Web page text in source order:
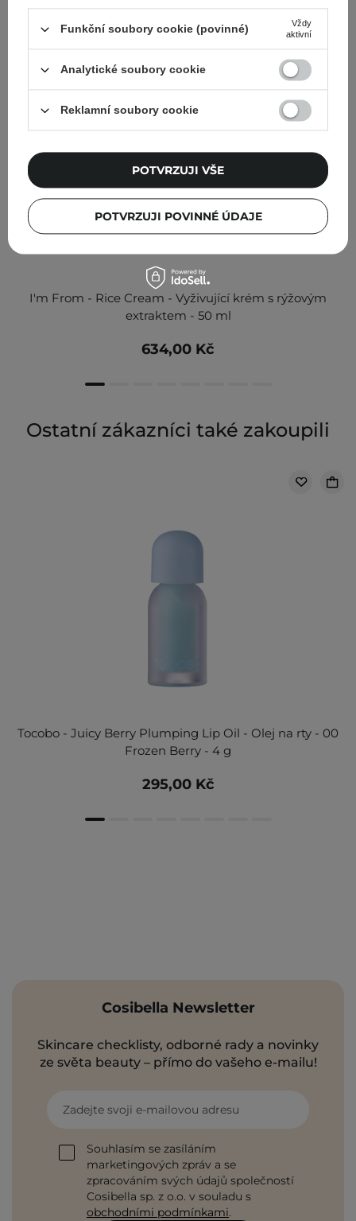
I'm From - Rice Cream - Vyživující krém s rýžovým
extraktem - 50 ml
634,00 Kč
Ostatní zákazníci také zakoupili
Tocobo - Juicy Berry Plumping Lip Oil - Olej na rty - 00
Frozen Berry - 4 g
295,00 Kč
Cosibella Newsletter
Skincare checklisty, odborné rady a novinky
ze světa beauty – přímo do vašeho e-mailu!
Zadejte svoji e-mailovou adresu
Souhlasím se zasíláním
marketingových zpráv a se
zpracováním svých údajů společností
Cosibella sp. z o.o. v souladu s
obchodními podmínkami.
Funkční soubory cookie (povinné)
Vždy
aktivní
Analytické soubory cookie
Reklamní soubory cookie
POTVRZUJI POVINNÉ ÚDAJE
POTVRZUJI VŠE